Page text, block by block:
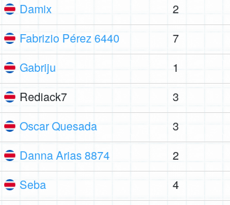
Damix 2
Fabrizio Pérez 6440 7
Gabriju 1
Rediack7 3
Oscar Quesada 3
Danna Arias 8874 2
Seba 4